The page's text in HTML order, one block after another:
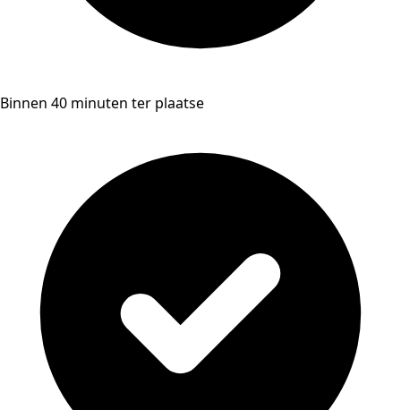
Binnen 40 minuten ter plaatse